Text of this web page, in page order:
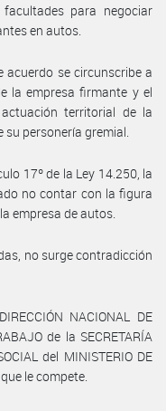
para negociar
en autos.
acuerdo se circunscribe a
la empresa firmante y el
territorial de la
personería gremial.
17º de la Ley 14.250, la
no contar con la figura
empresa de autos.
no surge contradicción
NACIONAL DE
de la SECRETARÍA
del MINISTERIO DE
le compete.